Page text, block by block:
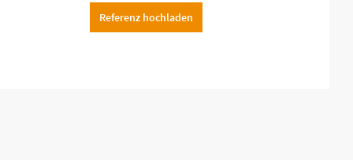
Referenz hochladen